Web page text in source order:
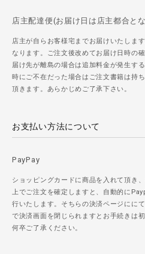
店主配達便(お届け日は店主都合と
店主が自らお客様宅までお届けいたしま
なります。ご注文後改めてお届け日時の
届け先が離島の場合は追加料金が発生す
時にご不在だった場合はご注文書籍は持
頂きます。あらかじめご了承下さい。
お支払い方法について
PayPay
ショッピングカードに商品を入れて頂き
上でご注文を確定しますと、自動的に
行いたします。そちらの決済ページにに
で決済画面を閉じられますとお手続きは
何卒ご了承ください。